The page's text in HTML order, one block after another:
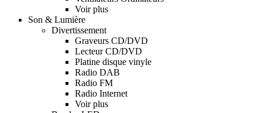
Voir plus
Son & Lumière
Divertissement
Graveurs CD/DVD
Lecteur CD/DVD
Platine disque vinyle
Radio DAB
Radio FM
Radio Internet
Voir plus